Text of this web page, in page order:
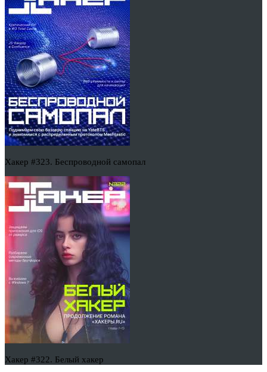
Хакер #323. Беспроводной самопал
Хакер #322. Белый хакер